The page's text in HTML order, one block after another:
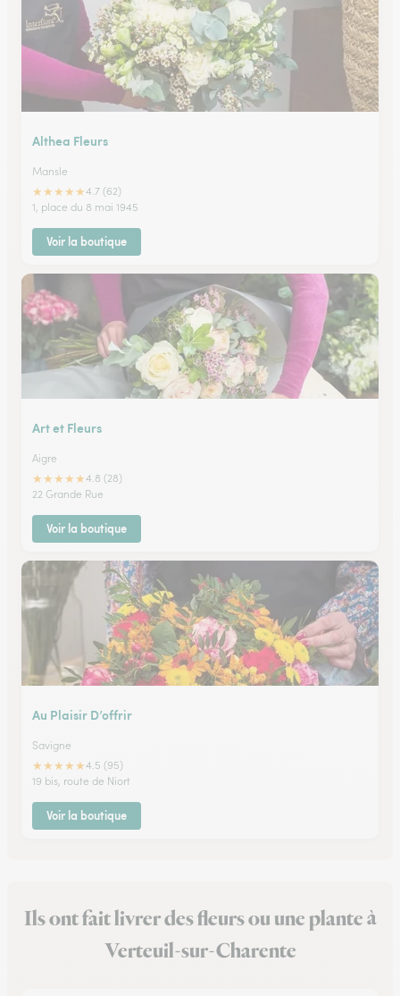
Althea Fleurs
Mansle
★★★★★4.7 (62)
1, place du 8 mai 1945
Voir la boutique
Art et Fleurs
Aigre
★★★★★4.8 (28)
22 Grande Rue
Voir la boutique
Au Plaisir D’offrir
Savigne
★★★★★4.5 (95)
19 bis, route de Niort
Voir la boutique
Ils ont fait livrer des fleurs ou une plante à
Verteuil-sur-Charente